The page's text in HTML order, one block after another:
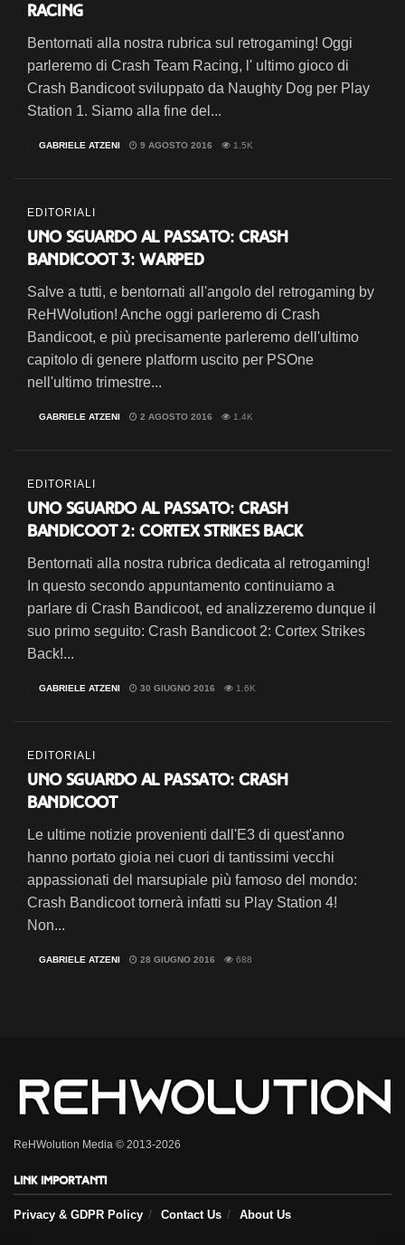
Racing
Bentornati alla nostra rubrica sul retrogaming! Oggi
parleremo di Crash Team Racing, l' ultimo gioco di
Crash Bandicoot sviluppato da Naughty Dog per Play
Station 1. Siamo alla fine del...
GABRIELE ATZENI 9 AGOSTO 2016 1.5K
EDITORIALI
Uno sguardo al passato: Crash
Bandicoot 3: Warped
Salve a tutti, e bentornati all'angolo del retrogaming by
ReHWolution! Anche oggi parleremo di Crash
Bandicoot, e più precisamente parleremo dell'ultimo
capitolo di genere platform uscito per PSOne
nell'ultimo trimestre...
GABRIELE ATZENI 2 AGOSTO 2016 1.4K
EDITORIALI
Uno sguardo al passato: Crash
Bandicoot 2: Cortex Strikes Back
Bentornati alla nostra rubrica dedicata al retrogaming!
In questo secondo appuntamento continuiamo a
parlare di Crash Bandicoot, ed analizzeremo dunque il
suo primo seguito: Crash Bandicoot 2: Cortex Strikes
Back!...
GABRIELE ATZENI 30 GIUGNO 2016 1.6K
EDITORIALI
Uno sguardo al passato: Crash
Bandicoot
Le ultime notizie provenienti dall'E3 di quest'anno
hanno portato gioia nei cuori di tantissimi vecchi
appassionati del marsupiale più famoso del mondo:
Crash Bandicoot tornerà infatti su Play Station 4!
Non...
GABRIELE ATZENI 28 GIUGNO 2016 688
ReHWolution Media © 2013-2026
Link importanti
Privacy & GDPR Policy Contact Us About Us